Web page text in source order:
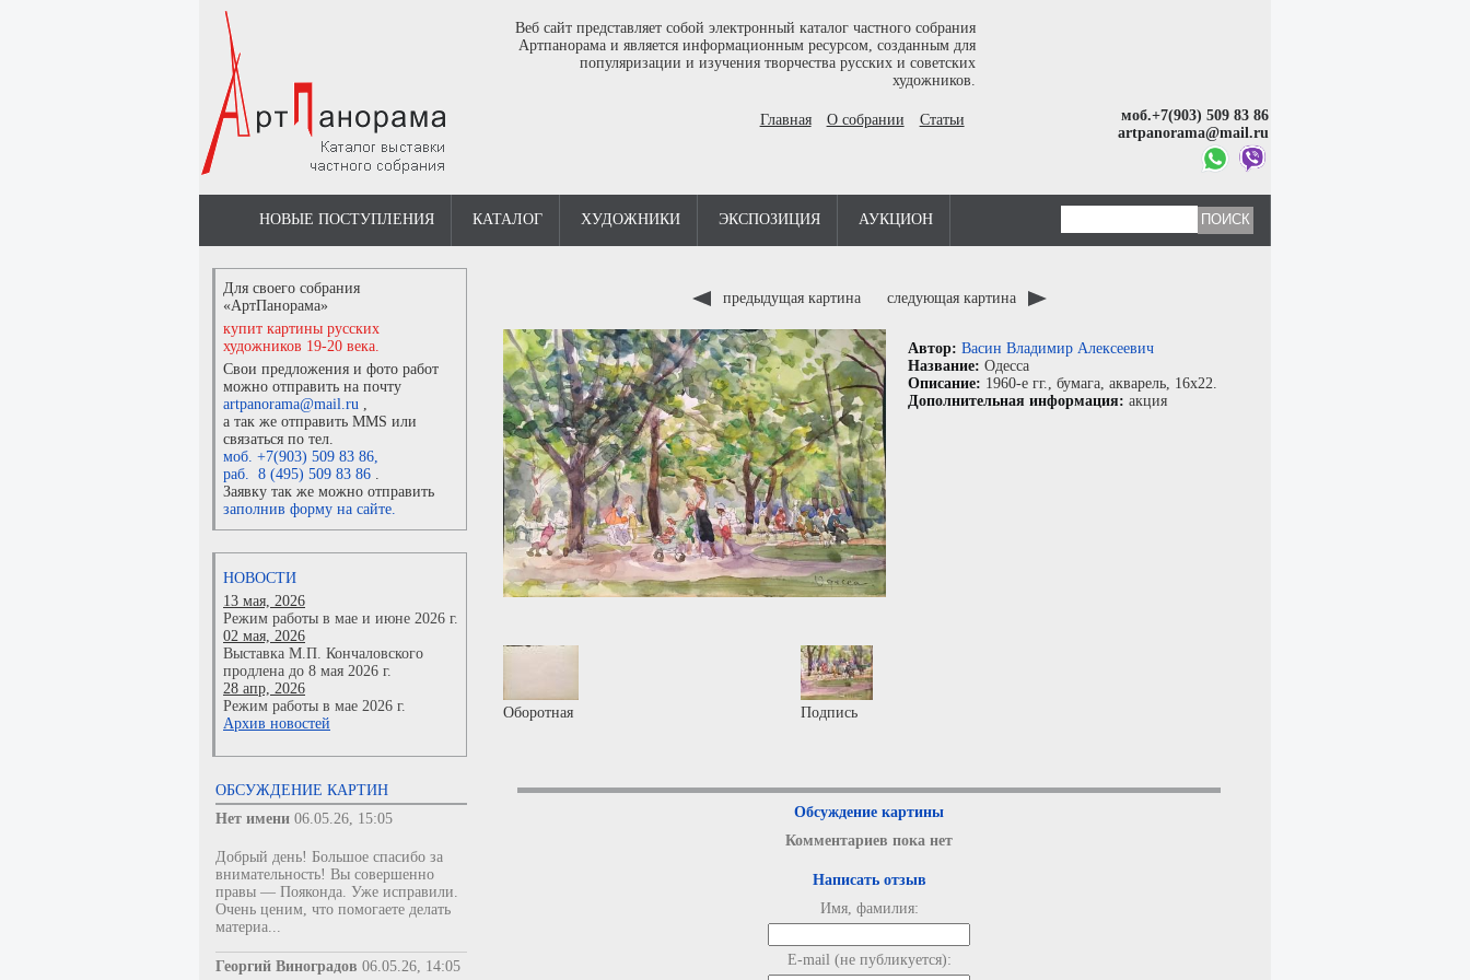
Веб сайт представляет собой электронный каталог частного собрания
Артпанорама и является информационным ресурсом, созданным для
популяризации и изучения творчества русских и советских
художников.
Главная О собрании Статьи
моб.+7(903) 509 83 86
artpanorama@mail.ru
НОВЫЕ ПОСТУПЛЕНИЯ КАТАЛОГ ХУДОЖНИКИ ЭКСПОЗИЦИЯ АУКЦИОН
Для своего собрания
«АртПанорама»
купит картины русских
художников 19-20 века.
Свои предложения и фото работ
можно отправить на почту
artpanorama@mail.ru ,
а так же отправить MMS или
связаться по тел.
моб. +7(903) 509 83 86,
раб. 8 (495) 509 83 86 .
Заявку так же можно отправить
заполнив форму на сайте.
НОВОСТИ
13 мая, 2026
Режим работы в мае и июне 2026 г.
02 мая, 2026
Выставка М.П. Кончаловского
продлена до 8 мая 2026 г.
28 апр, 2026
Режим работы в мае 2026 г.
Архив новостей
ОБСУЖДЕНИЕ КАРТИН
Нет имени 06.05.26, 15:05
Добрый день! Большое спасибо за
внимательность! Вы совершенно
правы — Пояконда. Уже исправили.
Очень ценим, что помогаете делать
материа...
Георгий Виноградов 06.05.26, 14:05
предыдущая картина следующая картина
Автор: Васин Владимир Алексеевич
Название: Одесса
Описание: 1960-е гг., бумага, акварель, 16x22.
Дополнительная информация: акция
Оборотная Подпись
Обсуждение картины
Комментариев пока нет
Написать отзыв
Имя, фамилия:
E-mail (не публикуется):